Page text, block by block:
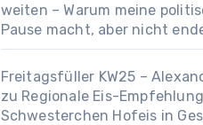
weiten – Warum meine
Pause macht, aber nicht
Freitagsfüller KW25 –
zu Regionale Eis-
Schwesterchen Hofeis in